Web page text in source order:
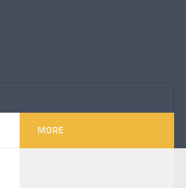
MORE